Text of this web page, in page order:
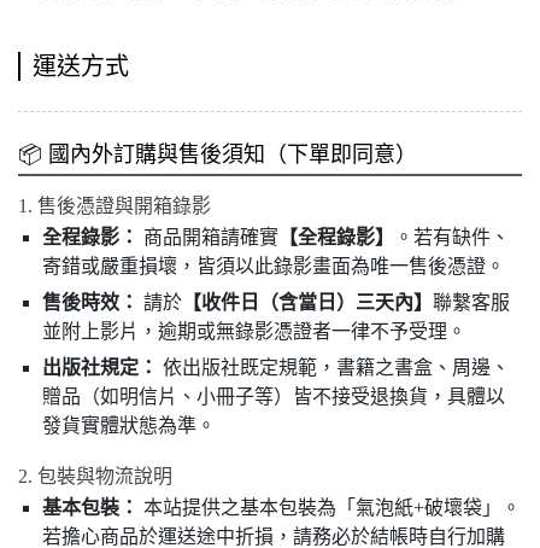
運送方式
📦 國內外訂購與售後須知（下單即同意）
1. 售後憑證與開箱錄影
全程錄影：
商品開箱請確實 【全程錄影】
。若有缺件、
寄錯或嚴重損壞，皆須以此錄影畫面為唯一售後憑證。
售後時效： 請於 【收件日（含當日）三天內】 聯繫客服
並附上影片，逾期或無錄影憑證者一律不予受理。
出版社規定： 依出版社既定規範，書籍之書盒、周邊、
贈品（如明信片、小冊子等）皆不接受退換貨，具體以
發貨實體狀態為準。
2. 包裝與物流說明
基本包裝： 本站提供之基本包裝為「氣泡紙+破壞袋」。
若擔心商品於運送途中折損，請務必於結帳時自行加購